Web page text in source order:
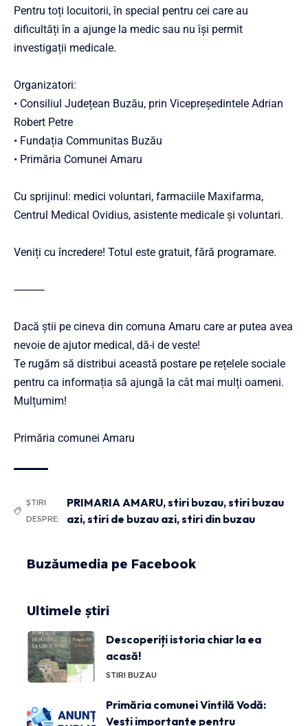
Pentru toți locuitorii, în special pentru cei care au
dificultăți în a ajunge la medic sau nu își permit
investigații medicale.
Organizatori:
• Consiliul Județean Buzău, prin Vicepreședintele Adrian
Robert Petre
• Fundația Communitas Buzău
• Primăria Comunei Amaru
Cu sprijinul: medici voluntari, farmaciile Maxifarma,
Centrul Medical Ovidius, asistente medicale și voluntari.
Veniți cu încredere! Totul este gratuit, fără programare.
⸻
Dacă știi pe cineva din comuna Amaru care ar putea avea
nevoie de ajutor medical, dă-i de veste!
Te rugăm să distribui această postare pe rețelele sociale
pentru ca informația să ajungă la cât mai mulți oameni.
Mulțumim!
Primăria comunei Amaru
ȘTIRI
DESPRE:
PRIMARIA AMARU,stiri buzau,stiri buzau
azi,stiri de buzau azi,stiri din buzau
Buzăumedia pe Facebook
Ultimele știri
Descoperiți istoria chiar la ea
acasă!
STIRI BUZAU
Primăria comunei Vintilă Vodă:
Vești importante pentru